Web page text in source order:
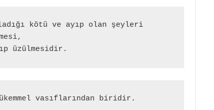
kötü ve ayıp olan şeyleri
üzülmesidir.
vasıflarından biridir.